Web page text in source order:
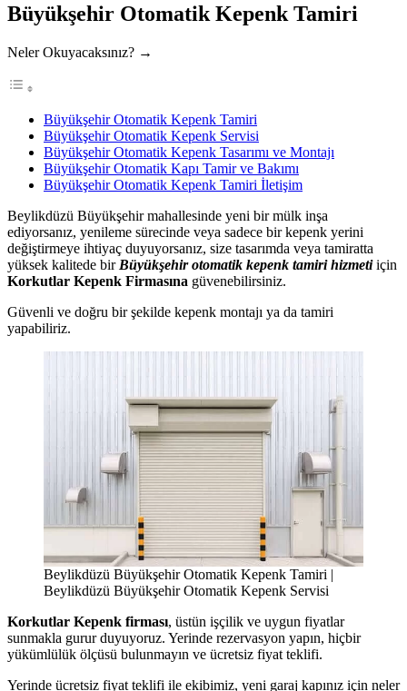
Büyükşehir Otomatik Kepenk Tamiri
Neler Okuyacaksınız? →
Büyükşehir Otomatik Kepenk Tamiri
Büyükşehir Otomatik Kepenk Servisi
Büyükşehir Otomatik Kepenk Tasarımı ve Montajı
Büyükşehir Otomatik Kapı Tamir ve Bakımı
Büyükşehir Otomatik Kepenk Tamiri İletişim
Beylikdüzü Büyükşehir mahallesinde yeni bir mülk inşa
ediyorsanız, yenileme sürecinde veya sadece bir kepenk yerini
değiştirmeye ihtiyaç duyuyorsanız, size tasarımda veya tamiratta
yüksek kalitede birBüyükşehir otomatik kepenk tamiri hizmetiiçin
Korkutlar Kepenk Firmasına güvenebilirsiniz.
Güvenli ve doğru bir şekilde kepenk montajı ya da tamiri
yapabiliriz.
Beylikdüzü Büyükşehir Otomatik Kepenk Tamiri |
Beylikdüzü Büyükşehir Otomatik Kepenk Servisi
Korkutlar Kepenk firması, üstün işçilik ve uygun fiyatlar
sunmakla gurur duyuyoruz. Yerinde rezervasyon yapın, hiçbir
yükümlülük ölçüsü bulunmayın ve ücretsiz fiyat teklifi.
Yerinde ücretsiz fiyat teklifi ile ekibimiz, yeni garaj kapınız için neler